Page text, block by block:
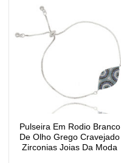
Pulseira Em Rodio Branco
De Olho Grego Cravejado
Zirconias Joias Da Moda